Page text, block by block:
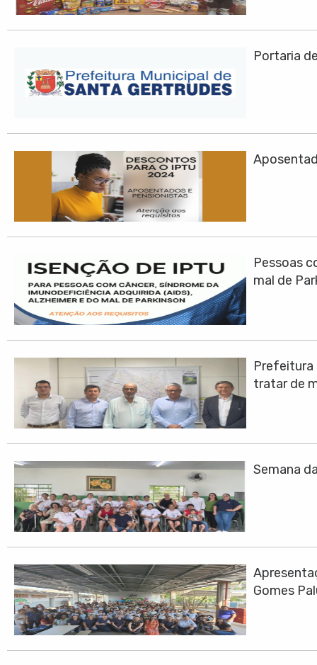
Portaria
Pessoas
mal de
Prefeitura
tratar de
Semana
Gomes